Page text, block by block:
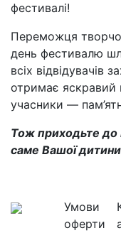
фестивалі!
Переможця
день фестивалю
всіх відвідувачів
отримає яскравий
учасники —
Тож приходьте до
саме Вашої
Умови
оферти